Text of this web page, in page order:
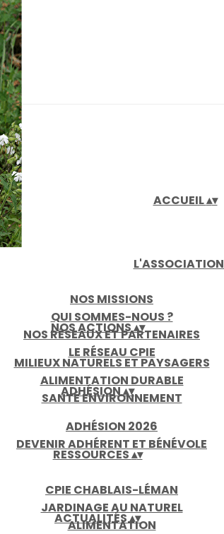
ACCUEIL▴▾
L'ASSOCIATION
NOS MISSIONS
QUI SOMMES-NOUS ?
NOS RÉSEAUX ET PARTENAIRES
LE RÉSEAU CPIE
NOS ACTIONS▴▾
MILIEUX NATURELS ET PAYSAGERS
ALIMENTATION DURABLE
SANTÉ ENVIRONNEMENT
ADHÉSION▴▾
ADHÉSION 2026
DEVENIR ADHÉRENT ET BÉNÉVOLE
RESSOURCES▴▾
CPIE CHABLAIS-LÉMAN
JARDINAGE AU NATUREL
ALIMENTATION
ACTUALITÉS▴▾